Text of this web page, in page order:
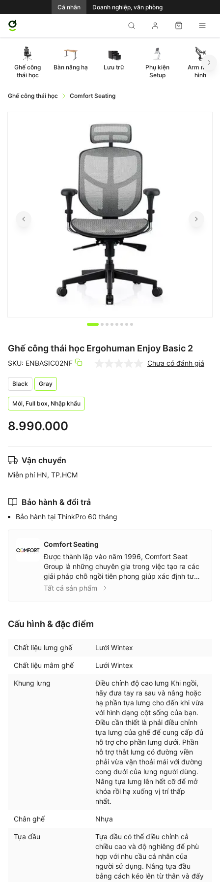
Cá nhân Doanh nghiệp, văn phòng
Ghế công
thái học
Bàn nâng hạ Lưu trữ
Phụ kiện
Setup
Arm màn
hình
Ghế công thái học Comfort Seating
of
8
Ghế công thái học Ergohuman Enjoy Basic 2
SKU: ENBASIC02NF Chưa có đánh giá
Black Gray
Mới, Full box, Nhập khẩu
8.990.000
Vận chuyển
Miễn phí HN, TP.HCM
Bảo hành & đổi trả
Bảo hành tại ThinkPro 60 tháng
Comfort Seating
Được thành lập vào năm 1996, Comfort Seat
Group là những chuyên gia trong việc tạo ra các
giải pháp chỗ ngồi tiên phong giúp xác định tư
thế lành mạnh tại nơi làm việc. Giới thiệu một loạt
Tất cả sản phẩm
Cấu hình & đặc điểm
Chất liệu lưng ghế Lưới Wintex
Chất liệu mâm ghế Lưới Wintex
Khung lưng
Điều chỉnh độ cao lưng Khi ngồi,
hãy đưa tay ra sau và nâng hoặc
hạ phần tựa lưng cho đến khi vừa
với hình dạng cột sống của bạn.
Điều cần thiết là phải điều chỉnh
tựa lưng của ghế để cung cấp đủ
hỗ trợ cho phần lưng dưới. Phần
hỗ trợ thắt lưng có đường viền
phải vừa vặn thoải mái với đường
cong dưới của lưng người dùng.
Nâng tựa lưng lên hết cỡ để mở
khóa rồi hạ xuống vị trí thấp
nhất.
Chân ghế Nhựa
Tựa đầu
Tựa đầu có thể điều chỉnh cả
chiều cao và độ nghiêng để phù
hợp với nhu cầu cá nhân của
người sử dụng. Nâng tựa đầu
bằng cách kéo lên từ thân và đẩy